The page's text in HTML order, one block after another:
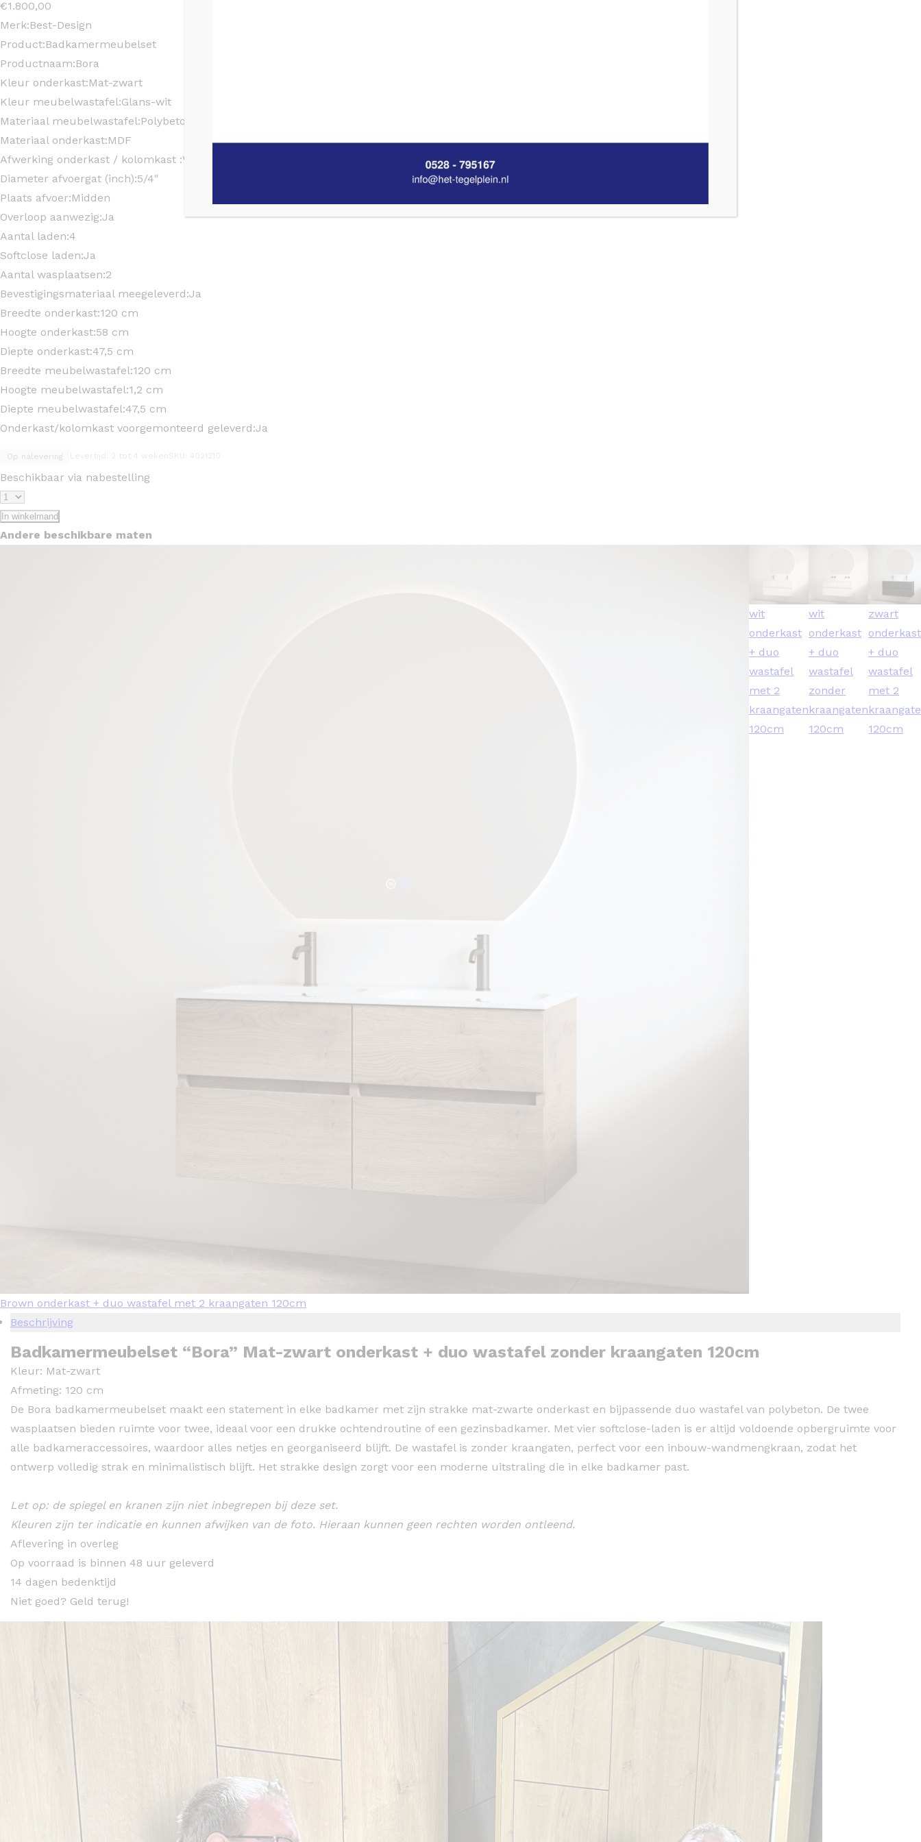
€1.800,00
Merk:Best-Design
Product:Badkamermeubelset
Productnaam:Bora
Kleur onderkast:Mat-zwart
Kleur meubelwastafel:Glans-wit
Materiaal meubelwastafel:Polybeton
Materiaal onderkast:MDF
Afwerking onderkast / kolomkast :Vochtwerende pvc folie
Diameter afvoergat (inch):5/4″
Plaats afvoer:Midden
Overloop aanwezig:Ja
Aantal laden:4
Softclose laden:Ja
Aantal wasplaatsen:2
Bevestigingsmateriaal meegeleverd:Ja
Breedte onderkast:120 cm
Hoogte onderkast:58 cm
Diepte onderkast:47,5 cm
Breedte meubelwastafel:120 cm
Hoogte meubelwastafel:1,2 cm
Diepte meubelwastafel:47,5 cm
Onderkast/kolomkast voorgemonteerd geleverd:Ja
Op nalevering
Beschikbaar via nabestelling
In winkelmand
Andere beschikbare maten
Brown onderkast + duo wastafel met 2 kraangaten 120cm
wit
onderkast
+ duo
wastafel
met 2
kraangaten
120cm
wit
onderkast
+ duo
wastafel
zonder
kraangaten
120cm
zwart
onderkast
+ duo
wastafel
met 2
120cm
Beschrijving
Badkamermeubelset “Bora” Mat-zwart onderkast + duo wastafel zonder kraangaten 120cm
Kleur: Mat-zwart
Afmeting: 120 cm
De Bora badkamermeubelset maakt een statement in elke badkamer met zijn strakke mat-zwarte onderkast en bijpassende duo wastafel van polybeton. De twee
wasplaatsen bieden ruimte voor twee, ideaal voor een drukke ochtendroutine of een gezinsbadkamer. Met vier softclose-laden is er altijd voldoende opbergruimte voor
alle badkameraccessoires, waardoor alles netjes en georganiseerd blijft. De wastafel is zonder kraangaten, perfect voor een inbouw-wandmengkraan, zodat het
ontwerp volledig strak en minimalistisch blijft. Het strakke design zorgt voor een moderne uitstraling die in elke badkamer past.
Let op: de spiegel en kranen zijn niet inbegrepen bij deze set.
Kleuren zijn ter indicatie en kunnen afwijken van de foto. Hieraan kunnen geen rechten worden ontleend.
Aflevering in overleg
Op voorraad is binnen 48 uur geleverd
14 dagen bedenktijd
Niet goed? Geld terug!